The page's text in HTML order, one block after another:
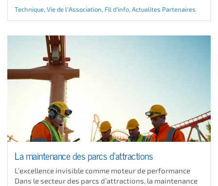
Technique, Vie de l'Association, Fil d'info, Actualites Partenaires
La maintenance des parcs d’attractions
L’excellence invisible comme moteur de performance
Dans le secteur des parcs d’attractions, la maintenance